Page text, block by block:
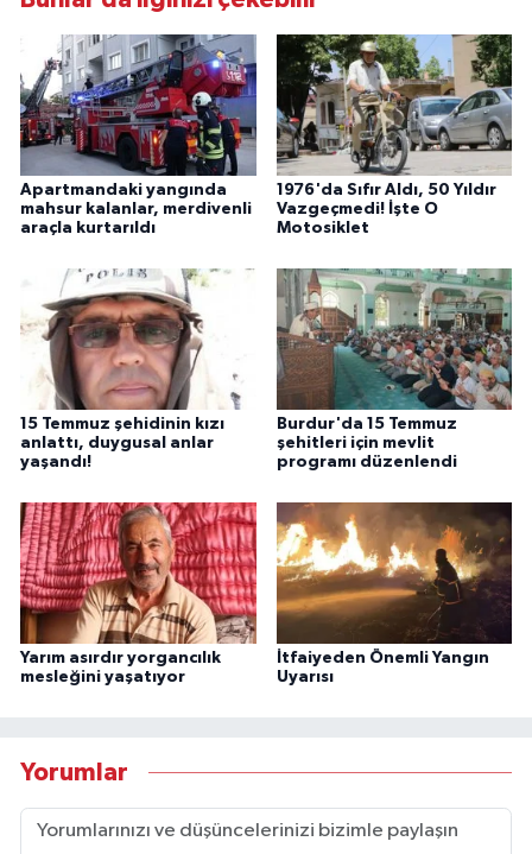
Apartmandaki yangında
mahsur kalanlar, merdivenli
araçla kurtarıldı
1976'da Sıfır Aldı, 50 Yıldır
Vazgeçmedi! İşte O
Motosiklet
15 Temmuz şehidinin kızı
anlattı, duygusal anlar
yaşandı!
Burdur'da 15 Temmuz
şehitleri için mevlit
programı düzenlendi
Yarım asırdır yorgancılık
mesleğini yaşatıyor
İtfaiyeden Önemli Yangın
Uyarısı
Yorumlar